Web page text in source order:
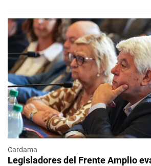
Cardama
Legisladores del Frente Amplio